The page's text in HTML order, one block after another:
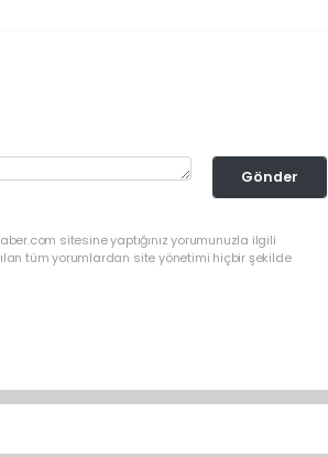
Gönder
sitesine yaptığınız yorumunuzla ilgili
tüm yorumlardan site yönetimi hiçbir şekilde